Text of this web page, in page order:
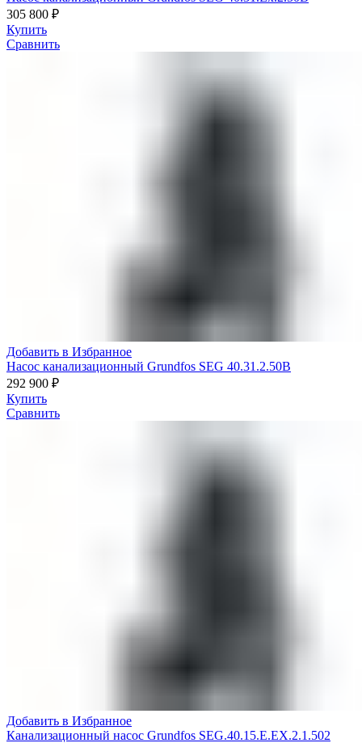
305 800 ₽
Купить
Сравнить
Добавить в Избранное
Насос канализационный Grundfos SEG 40.31.2.50B
292 900 ₽
Купить
Сравнить
Добавить в Избранное
Канализационный насос Grundfos SEG.40.15.E.EX.2.1.502